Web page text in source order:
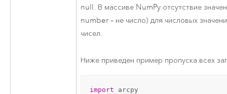
null. В массиве NumPy отсутствие
number – не число) для числовых
чисел.
Ниже приведен пример пропуска всех
import arcpy